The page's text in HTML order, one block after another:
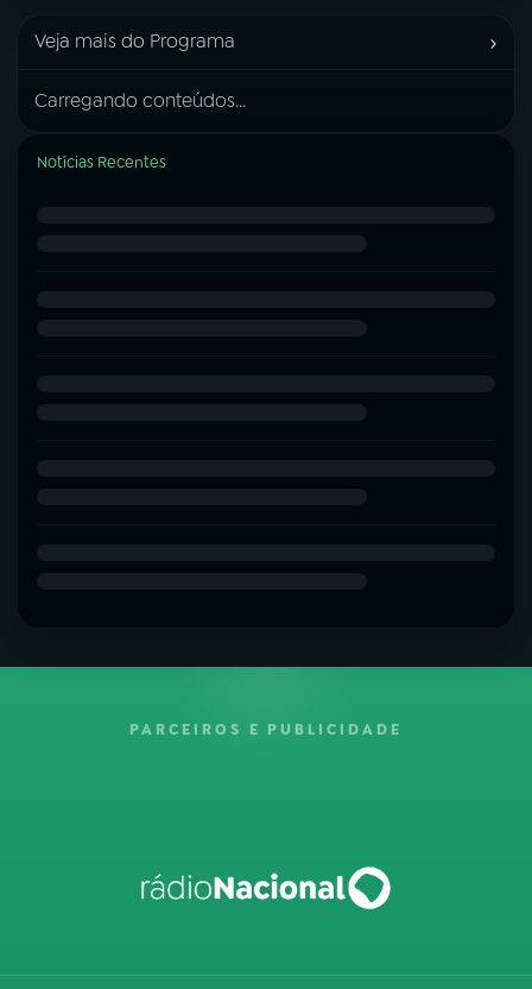
Veja mais do Programa ›
Carregando conteúdos...
Notícias Recentes
PARCEIROS E PUBLICIDADE